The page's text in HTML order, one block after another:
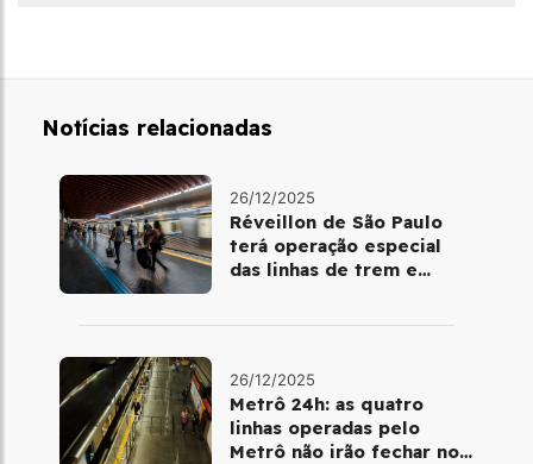
Notícias relacionadas
26/12/2025
Réveillon de São Paulo
terá operação especial
das linhas de trem e
26/12/2025
Metrô 24h: as quatro
linhas operadas pelo
Metrô não irão fechar no